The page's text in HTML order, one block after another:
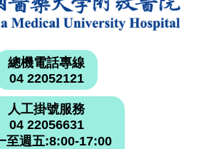
總機電話專線
04 22052121
人工掛號服務
04 22056631
至週五:8:00-17:00